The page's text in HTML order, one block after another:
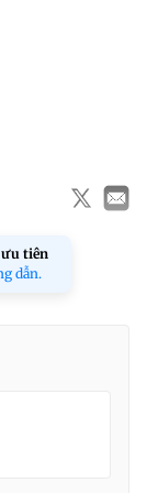
tiên
dẫn.